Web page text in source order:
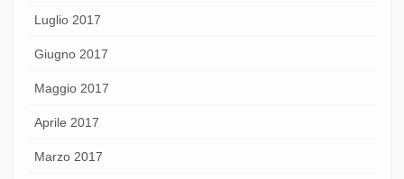
Luglio 2017
Giugno 2017
Maggio 2017
Aprile 2017
Marzo 2017